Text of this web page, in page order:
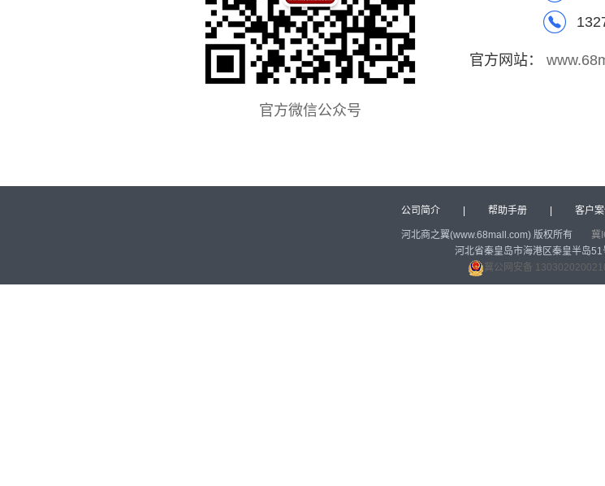
官方网站：
官方微信公众号
公司简介 帮助手册 客户案
河北商之翼(www.68mall.com) 版权所有
冀
河北省秦皇岛市海港区秦皇半岛51
冀公网安备